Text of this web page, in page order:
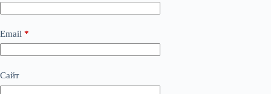
Email *
Сайт